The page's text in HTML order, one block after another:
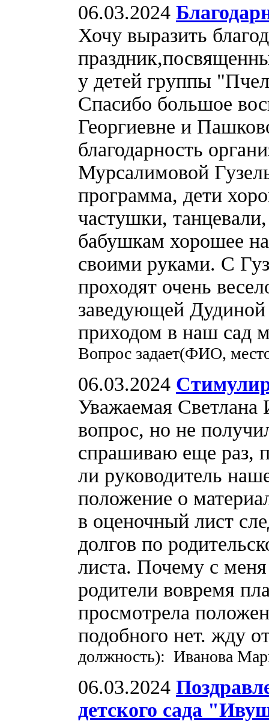
06.03.2024
Хочу выразить
у детей группы
Спасибо большое
Георгиевне и
благодарность
Мурсалимовой
программа, дети
частушки,
бабушкам хорошее
своими руками. С
проходят очень
заведующей
приходом в наш сад
Вопрос задает(ФИО,
06.03.2024
Уважаемая Светлана
вопрос, но не
спрашиваю еще раз,
ли руководитель
положение о
в оценочный лист
долгов по
листа. Почему с
родители вовремя
просмотрела
подобного нет. жду
должность): Иванова
06.03.2024
детского сада